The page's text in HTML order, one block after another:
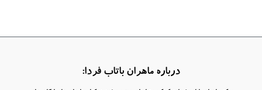
درباره ماهران باتاب فردا: